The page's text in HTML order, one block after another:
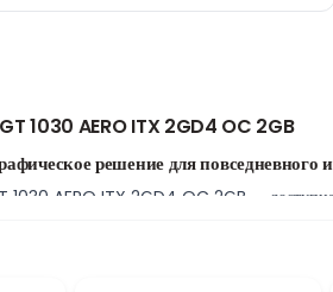
1030 AERO ITX 2GD4 OC 2GB
решение для повседневного
AERO ITX 2GD4 OC 2GB — доступная